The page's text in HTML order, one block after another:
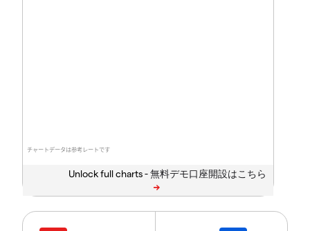
チャートデータは参考レートです
Unlock full charts -